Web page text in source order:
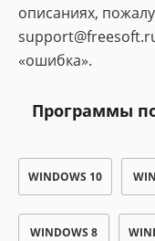
описаниях,
«ошибка».
Программы
WINDOWS 10
WINDOWS 8